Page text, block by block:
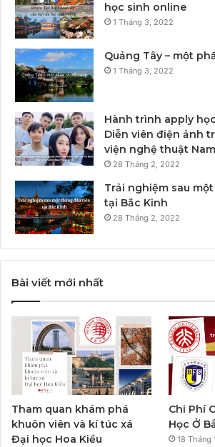
học sinh online
1 Tháng 3, 2022
Quảng Tây – một
1 Tháng 3, 2022
Hành trình apply
Diễn viên điện ảnh
viện nghệ thuật
28 Tháng 2, 2022
Trải nghiệm sau
tại Bắc Kinh
28 Tháng 2, 2022
Bài viết mới nhất
Tham quan khám phá
khuôn viên và kí túc xá
Đại học Hoa Kiều
Chi Phí
Học Ở
18 Tháng